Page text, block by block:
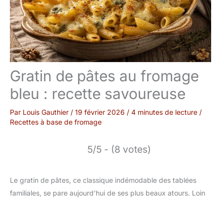
Gratin de pâtes au fromage
bleu : recette savoureuse
Par Louis Gauthier / 19 février 2026 / 4 minutes de lecture /
Recettes à base de fromage
5/5 - (8 votes)
Le gratin de pâtes, ce classique indémodable des tablées
familiales, se pare aujourd’hui de ses plus beaux atours. Loin